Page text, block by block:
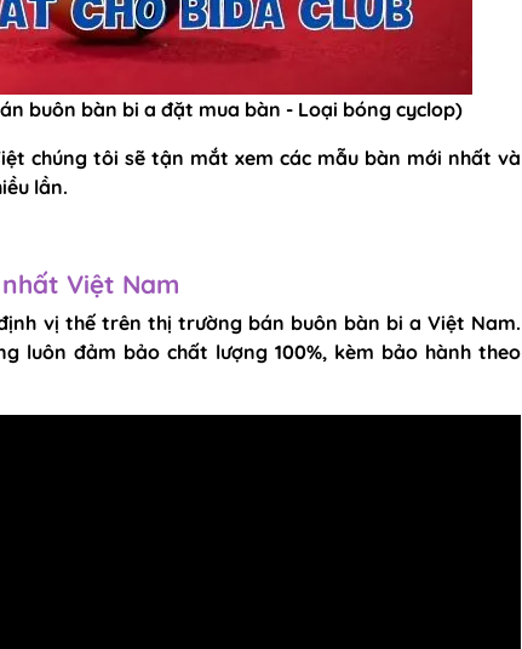
buôn bàn bi a đặt mua bàn - Loại bóng cyclop)
chúng tôi sẽ tận mắt xem các mẫu bàn mới nhất và
lần.
Việt Nam
vị thế trên thị trường bán buôn bàn bi a Việt Nam.
luôn đảm bảo chất lượng 100%, kèm bảo hành theo